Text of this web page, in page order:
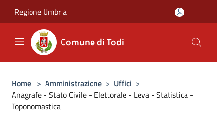
Regione Umbria
Comune di Todi
Home > Amministrazione > Uffici >
Anagrafe - Stato Civile - Elettorale - Leva - Statistica -
Toponomastica